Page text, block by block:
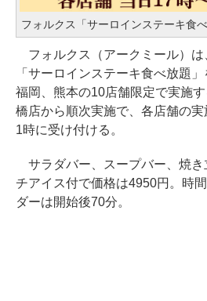
フォルクス「サーロインステーキ食べ
フォルクス（アークミール）は
「サーロインステーキ食べ放題
福岡、熊本の10店舗限定で実施
橋店から順次実施で、各店舗の
1時に受け付ける。
サラダバー、スープバー、焼き
チアイス付で価格は4950円。時
ダーは開始後70分。